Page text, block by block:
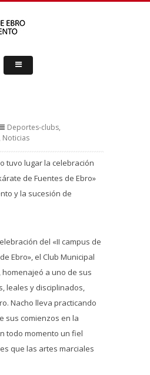
Deportes-clubs,
Noticias
tuvo lugar la celebración
de Fuentes de Ebro»
y la sucesión de
del «II campus de
Ebro», el Club Municipal
homenajeó a uno de sus
leales y disciplinados,
Nacho lleva practicando
sus comienzos en la
todo momento un fiel
que las artes marciales